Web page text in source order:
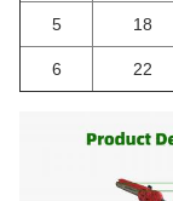
5 18
6 22